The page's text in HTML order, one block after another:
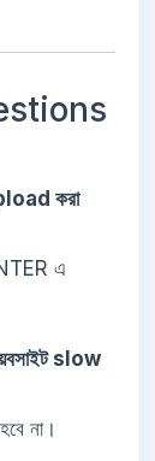
করা
এ
slow
না।